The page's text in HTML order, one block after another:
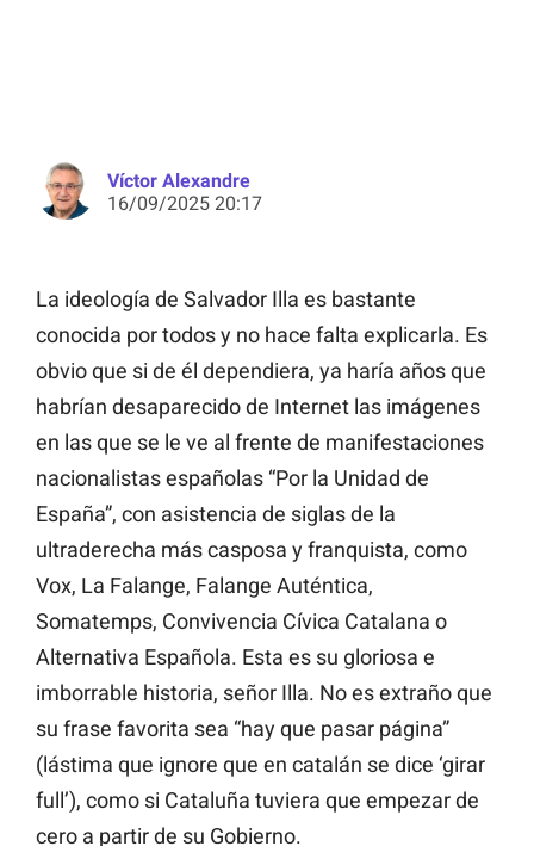
Víctor Alexandre
16/09/2025 20:17
La ideología de Salvador Illa es bastante
conocida por todos y no hace falta explicarla. Es
obvio que si de él dependiera, ya haría años que
habrían desaparecido de Internet las imágenes
en las que se le ve al frente de manifestaciones
nacionalistas españolas “Por la Unidad de
España”, con asistencia de siglas de la
ultraderecha más casposa y franquista, como
Vox, La Falange, Falange Auténtica,
Somatemps, Convivencia Cívica Catalana o
Alternativa Española. Esta es su gloriosa e
imborrable historia, señor Illa. No es extraño que
su frase favorita sea “hay que pasar página”
(lástima que ignore que en catalán se dice ‘girar
full’), como si Cataluña tuviera que empezar de
cero a partir de su Gobierno.